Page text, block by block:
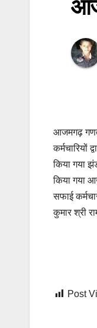
आजमगढ़
कर्मचारियों
किया गया
किया गया
सफाई
कुमार श्री
Post